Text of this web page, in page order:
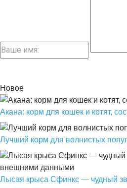
Новое
Акана: корм для кошек и котят,
Лучший корм для волнистых
Лысая крыса Сфинкс — чудный